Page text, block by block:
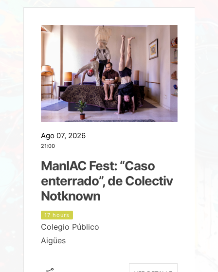
Ago 07, 2026
21:00
ManIAC Fest: “Caso
enterrado”, de Colectiv
Notknown
17 hours
Colegio Público
Aigües